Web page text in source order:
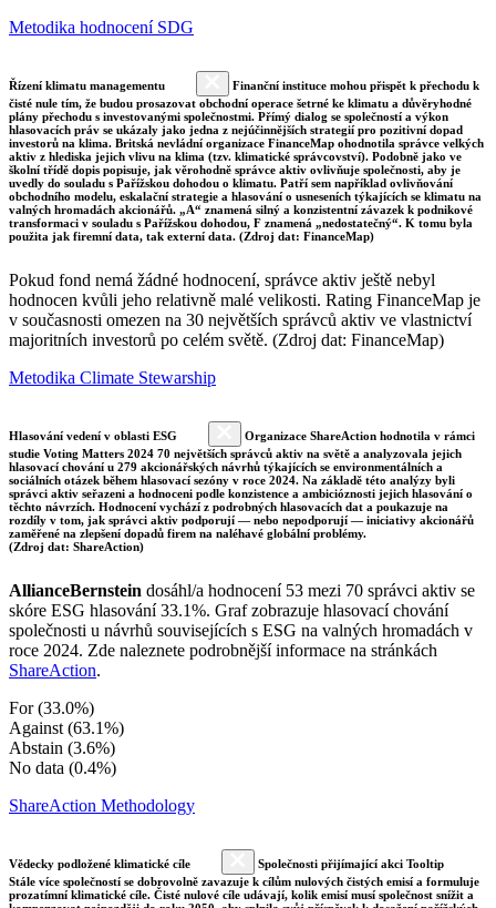
Metodika hodnocení SDG
Řízení klimatu managementu
Finanční instituce mohou přispět k přechodu k
čisté nule tím, že budou prosazovat obchodní operace šetrné ke klimatu a důvěryhodné
plány přechodu s investovanými společnostmi. Přímý dialog se společností a výkon
hlasovacích práv se ukázaly jako jedna z nejúčinnějších strategií pro pozitivní dopad
investorů na klima. Britská nevládní organizace FinanceMap ohodnotila správce velkých
aktiv z hlediska jejich vlivu na klima (tzv. klimatické správcovství). Podobně jako ve
školní třídě dopis popisuje, jak věrohodně správce aktiv ovlivňuje společnosti, aby je
uvedly do souladu s Pařížskou dohodou o klimatu. Patří sem například ovlivňování
obchodního modelu, eskalační strategie a hlasování o usneseních týkajících se klimatu na
valných hromadách akcionářů. „A“ znamená silný a konzistentní závazek k podnikové
transformaci v souladu s Pařížskou dohodou, F znamená „nedostatečný“. K tomu byla
použita jak firemní data, tak externí data. (Zdroj dat: FinanceMap)
Pokud fond nemá žádné hodnocení, správce aktiv ještě nebyl
hodnocen kvůli jeho relativně malé velikosti. Rating FinanceMap je
v současnosti omezen na 30 největších správců aktiv ve vlastnictví
majoritních investorů po celém světě. (Zdroj dat: FinanceMap)
Metodika Climate Stewarship
Hlasování vedení v oblasti ESG
Organizace ShareAction hodnotila v rámci
studie Voting Matters 2024 70 největších správců aktiv na světě a analyzovala jejich
hlasovací chování u 279 akcionářských návrhů týkajících se environmentálních a
sociálních otázek během hlasovací sezóny v roce 2024. Na základě této analýzy byli
správci aktiv seřazeni a hodnoceni podle konzistence a ambicióznosti jejich hlasování o
těchto návrzích. Hodnocení vychází z podrobných hlasovacích dat a poukazuje na
rozdíly v tom, jak správci aktiv podporují — nebo nepodporují — iniciativy akcionářů
zaměřené na zlepšení dopadů firem na naléhavé globální problémy.
(Zdroj dat: ShareAction)
AllianceBernstein dosáhl/a hodnocení 53 mezi 70 správci aktiv se
skóre ESG hlasování 33.1%. Graf zobrazuje hlasovací chování
společnosti u návrhů souvisejících s ESG na valných hromadách v
roce 2024. Zde naleznete podrobnější informace na stránkách
ShareAction.
For (33.0%)
Against (63.1%)
Abstain (3.6%)
No data (0.4%)
ShareAction Methodology
Vědecky podložené klimatické cíle
Společnosti přijímající akci Tooltip
Stále více společností se dobrovolně zavazuje k cílům nulových čistých emisí a formuluje
prozatímní klimatické cíle. Čisté nulové cíle udávají, kolik emisí musí společnost snížit a